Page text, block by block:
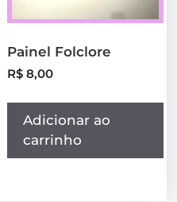
Painel Folclore
R$ 8,00
Adicionar ao
carrinho